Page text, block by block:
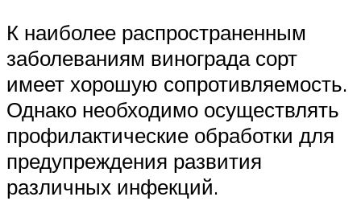
К наиболее распространенным
заболеваниям винограда сорт
имеет хорошую сопротивляемость.
Однако необходимо осуществлять
профилактические обработки для
предупреждения развития
различных инфекций.